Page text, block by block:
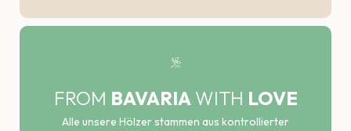
FROM BAVARIAWITH LOVE
Alle unsere Hölzer stammen aus kontrollierter